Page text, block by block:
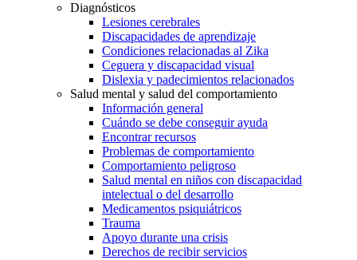
Diagnósticos
Lesiones cerebrales
Discapacidades de aprendizaje
Condiciones relacionadas al Zika
Ceguera y discapacidad visual
Dislexia y padecimientos relacionados
Salud mental y salud del comportamiento
Información general
Cuándo se debe conseguir ayuda
Encontrar recursos
Problemas de comportamiento
Comportamiento peligroso
Salud mental en niños con discapacidad
intelectual o del desarrollo
Medicamentos psiquiátricos
Trauma
Apoyo durante una crisis
Derechos de recibir servicios